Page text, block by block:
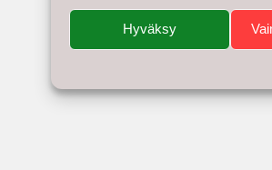
Hyväksy